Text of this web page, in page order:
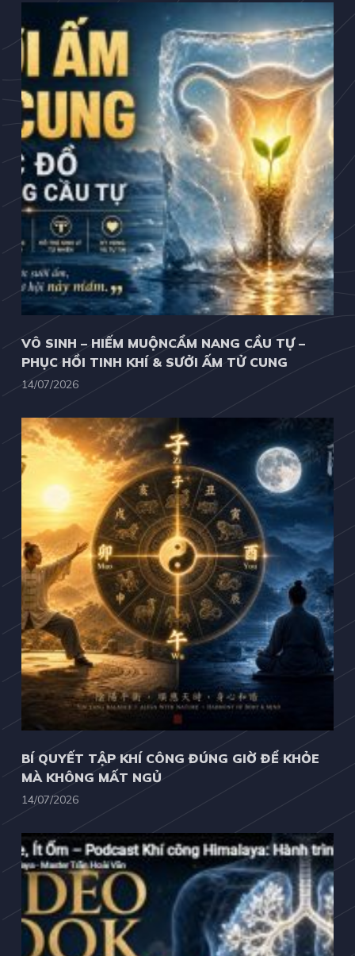
VÔ SINH – HIẾM MUỘNCẨM NANG CẦU TỰ –
PHỤC HỒI TINH KHÍ & SƯỞI ẤM TỬ CUNG
14/07/2026
BÍ QUYẾT TẬP KHÍ CÔNG ĐÚNG GIỜ ĐỂ KHỎE
MÀ KHÔNG MẤT NGỦ
14/07/2026